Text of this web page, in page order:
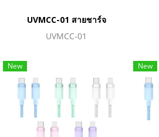
UVMCC-01 สายชาร์จ
UVMCC-01
New New